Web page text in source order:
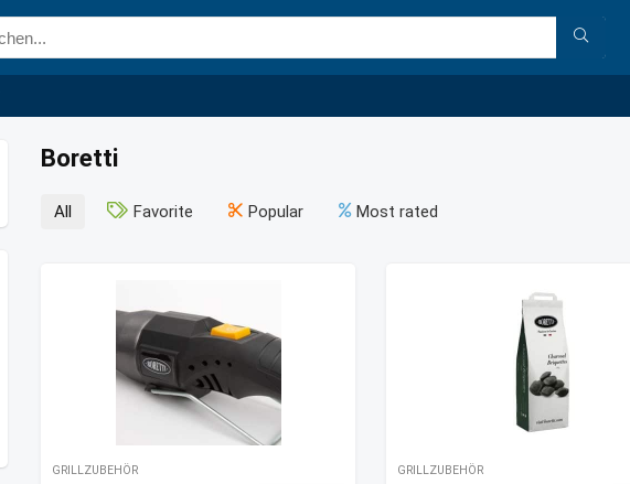
Boretti
All Favorite Popular Most rated
GRILLZUBEHÖR GRILLZUBEHÖR